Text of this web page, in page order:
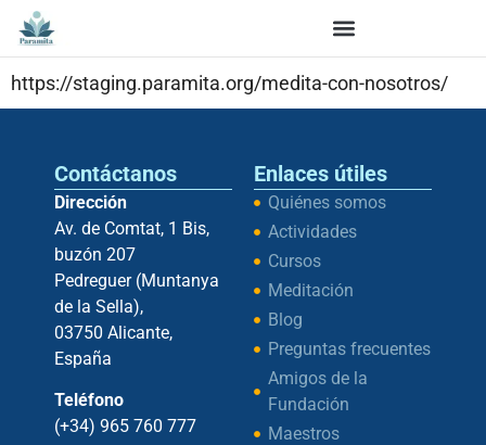
https://staging.paramita.org/medita-con-nosotros/
Contáctanos
Dirección
Av. de Comtat, 1 Bis,
buzón 207
Pedreguer (Muntanya
de la Sella),
03750 Alicante,
España
Teléfono
(+34) 965 760 777
Enlaces útiles
Quiénes somos
Actividades
Cursos
Meditación
Blog
Preguntas frecuentes
Amigos de la
Fundación
Maestros